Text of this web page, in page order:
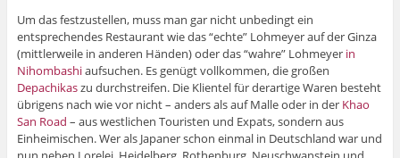
Um das festzustellen, muss man gar nicht unbedingt ein
entsprechendes Restaurant wie das “echte” Lohmeyer auf der Ginza
(mittlerweile in anderen Händen) oder das “wahre” Lohmeyer in
Nihombashiaufsuchen. Es genügt vollkommen, die großen
Depachikaszu durchstreifen. Die Klientel für derartige Waren besteht
übrigens nach wie vor nicht – anders als auf Malle oder in der Khao
San Road – aus westlichen Touristen und Expats, sondern aus
Einheimischen. Wer als Japaner schon einmal in Deutschland war und